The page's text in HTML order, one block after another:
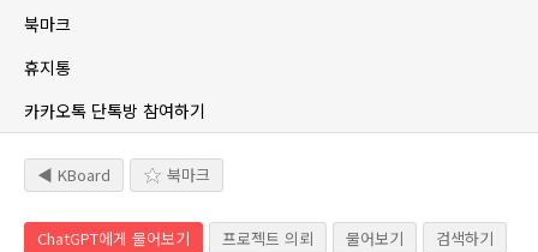
북마크
휴지통
카카오톡 단톡방 참여하기
◀ KBoard 북마크
ChatGPT에게 물어보기 프로젝트 의뢰 물어보기
검색하기